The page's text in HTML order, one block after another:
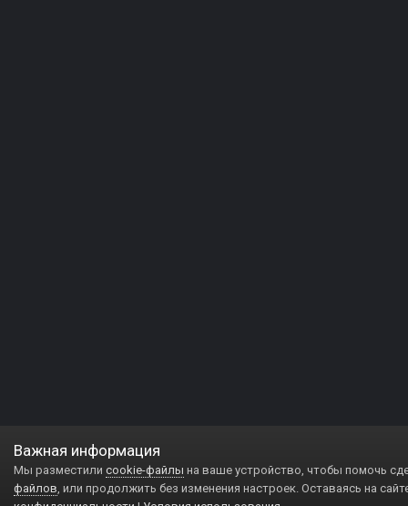
Важная информация
Мы разместили cookie-файлы на ваше устройство, чтобы помочь
файлов, или продолжить без изменения настроек. Оставаясь на